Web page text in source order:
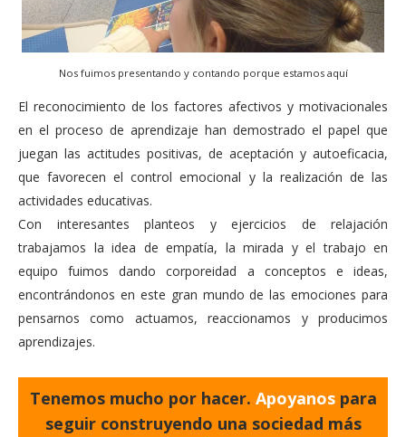
Nos fuimos presentando y contando porque estamos aquí
El reconocimiento de los factores afectivos y motivacionales
en el proceso de aprendizaje han demostrado el papel que
juegan las actitudes positivas, de aceptación y autoeficacia,
que favorecen el control emocional y la realización de las
actividades educativas.
Con interesantes planteos y ejercicios de relajación
trabajamos la idea de empatía, la mirada y el trabajo en
equipo fuimos dando corporeidad a conceptos e ideas,
encontrándonos en este gran mundo de las emociones para
pensarnos como actuamos, reaccionamos y producimos
aprendizajes.
Tenemos mucho por hacer. Apoyanos para
seguir construyendo una sociedad más